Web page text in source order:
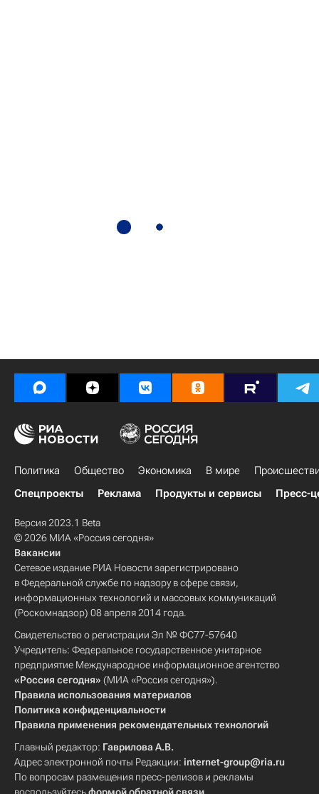
Политика Общество Экономика В мире
Спецпроекты
Реклама Продукты и сервисы Пресс-
Версия 2023.1 Beta
© 2026 МИА «Россия сегодня»
Вакансии
Сетевое издание РИА Новости зарегистрировано
в Федеральной службе по надзору в сфере связи,
информационных технологий и массовых коммуникаций
(Роскомнадзор) 08 апреля 2014 года.
Свидетельство о регистрации Эл № ФС77-57640
Учредитель: Федеральное государственное унитарное
предприятие Международное информационное агентство
«Россия сегодня» (МИА «Россия сегодня»).
Правила использования материалов
Политика конфиденциальности
Правила применения рекомендательных технологий
Главный редактор: Гаврилова А.В.
Адрес электронной почты Редакции: internet-group@ria.ru
По вопросам размещения пресс-релизов и рекламы